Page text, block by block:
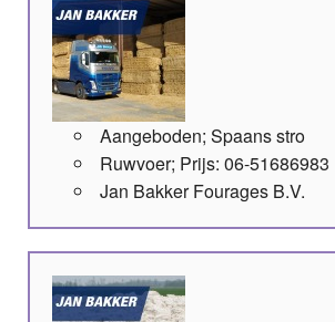
Aangeboden; Spaans stro
Ruwvoer; Prijs: 06-51686983
Jan Bakker Fourages B.V.